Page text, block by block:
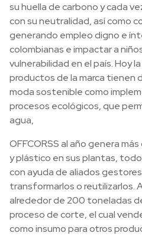
su huella de carbono y cada
con su neutralidad, así como
generando empleo digno e
colombianas e impactar a
vulnerabilidad en el país. Hoy
productos de la marca
moda sostenible como
procesos ecológicos, que
agua,
OFFCORSS al año genera
y plástico en sus plantas,
con ayuda de aliados
transformarlos o reutilizarlos.
alrededor de 200 toneladas
proceso de corte, el cual
como insumo para otros